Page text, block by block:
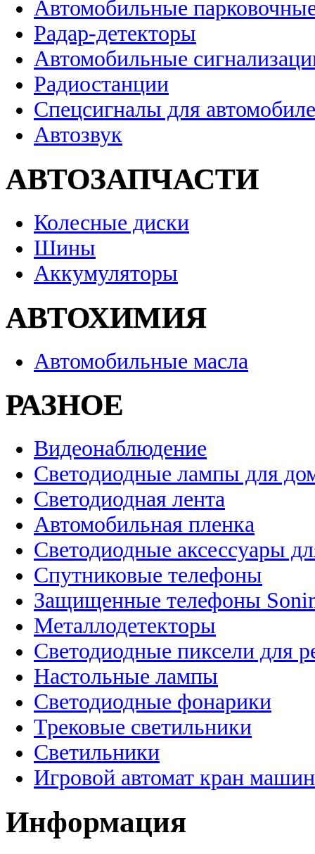
Автомобильные
Радар-детекторы
Автомобильные
Радиостанции
Спецсигналы для
Автозвук
АВТОЗАПЧАСТИ
Колесные диски
Шины
Аккумуляторы
АВТОХИМИЯ
Автомобильные масла
РАЗНОЕ
Видеонаблюдение
Светодиодные лампы для
Светодиодная лента
Автомобильная пленка
Светодиодные аксессуары
Спутниковые телефоны
Защищенные телефоны
Металлодетекторы
Светодиодные пиксели для
Настольные лампы
Светодиодные фонарики
Трековые светильники
Светильники
Игровой автомат кран
Информация